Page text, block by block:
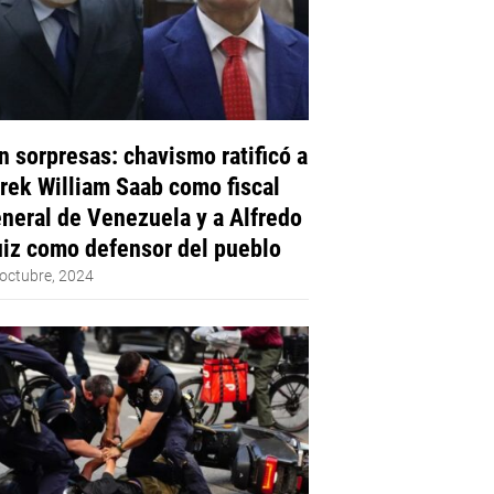
sorpresas: chavismo ratificó a
William Saab como fiscal
de Venezuela y a Alfredo
como defensor del pueblo
2024